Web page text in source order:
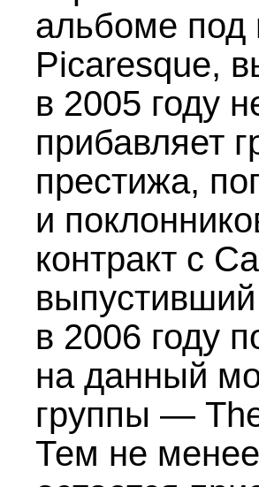
альбоме под
Picaresque,
в 2005 году
прибавляет
престижа,
и
контракт с
в 2006 году
на данный
группы —
Тем не